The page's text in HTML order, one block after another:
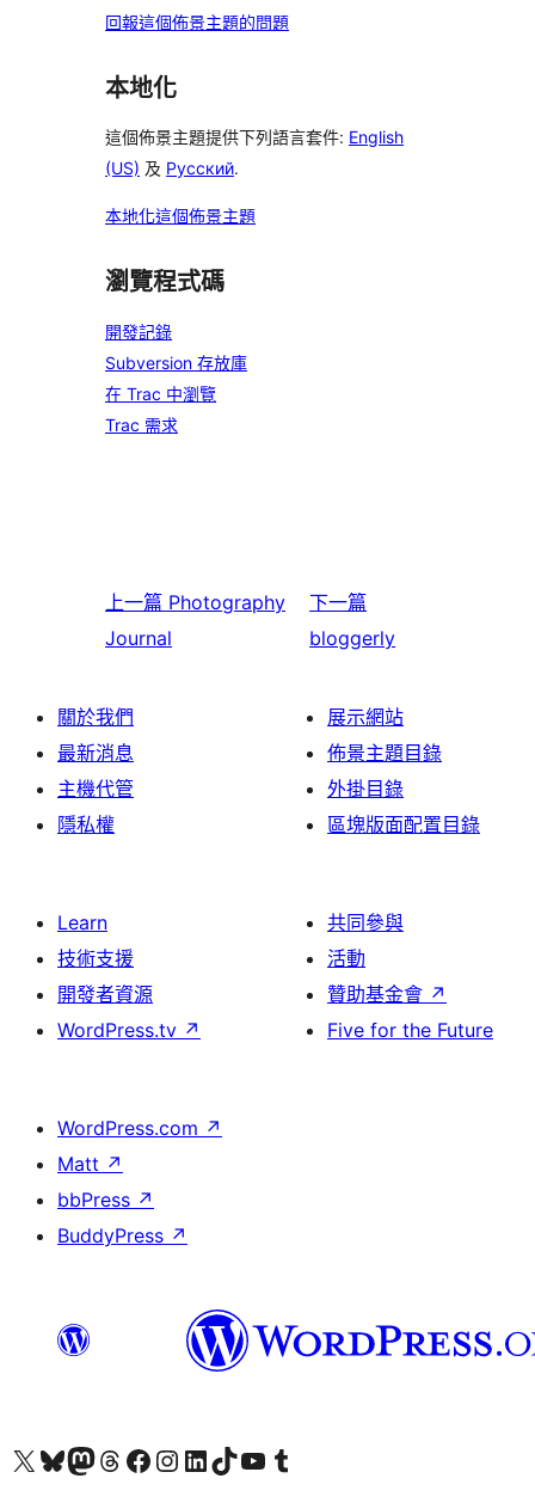
回報這個佈景主題的問題
本地化
這個佈景主題提供下列語言套件: English
(US) 及 Русский.
本地化這個佈景主題
瀏覽程式碼
開發記錄
Subversion 存放庫
在 Trac 中瀏覽
Trac 需求
上一篇 Photography
Journal
下一篇
bloggerly
關於我們
最新消息
主機代管
隱私權
展示網站
佈景主題目錄
外掛目錄
區塊版面配置目錄
Learn
技術支援
開發者資源
WordPress.tv ↗
共同參與
活動
贊助基金會 ↗
Five for the Future
WordPress.com ↗
Matt ↗
bbPress ↗
BuddyPress ↗
查看我們的 X (之前的 Twitter) 帳號造訪我們的 Bluesky 帳號造訪我們的 Mastodon 帳號造訪我們的 Threads 帳號 造訪我們的 Facebook 粉絲專頁Visit our Instagram account
Visit our LinkedIn account
造訪我們的 TikTok 帳號Visit our YouTube channel
造訪我們的 Tumblr 帳號